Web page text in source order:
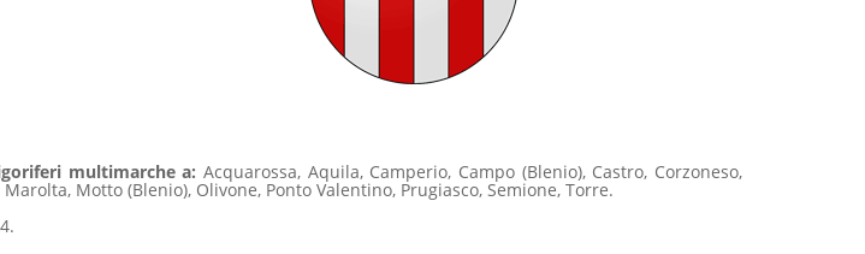
multimarche a: Acquarossa, Aquila, Camperio, Campo (Blenio), Castro, Corzoneso,
Motto (Blenio), Olivone, Ponto Valentino, Prugiasco, Semione, Torre.